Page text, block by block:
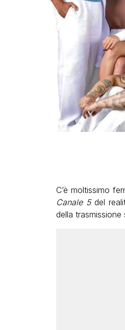
C’è moltissimo
Canale 5del
della